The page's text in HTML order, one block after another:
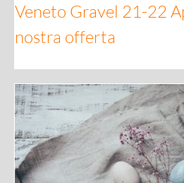
Veneto Gravel 21-22
nostra offerta